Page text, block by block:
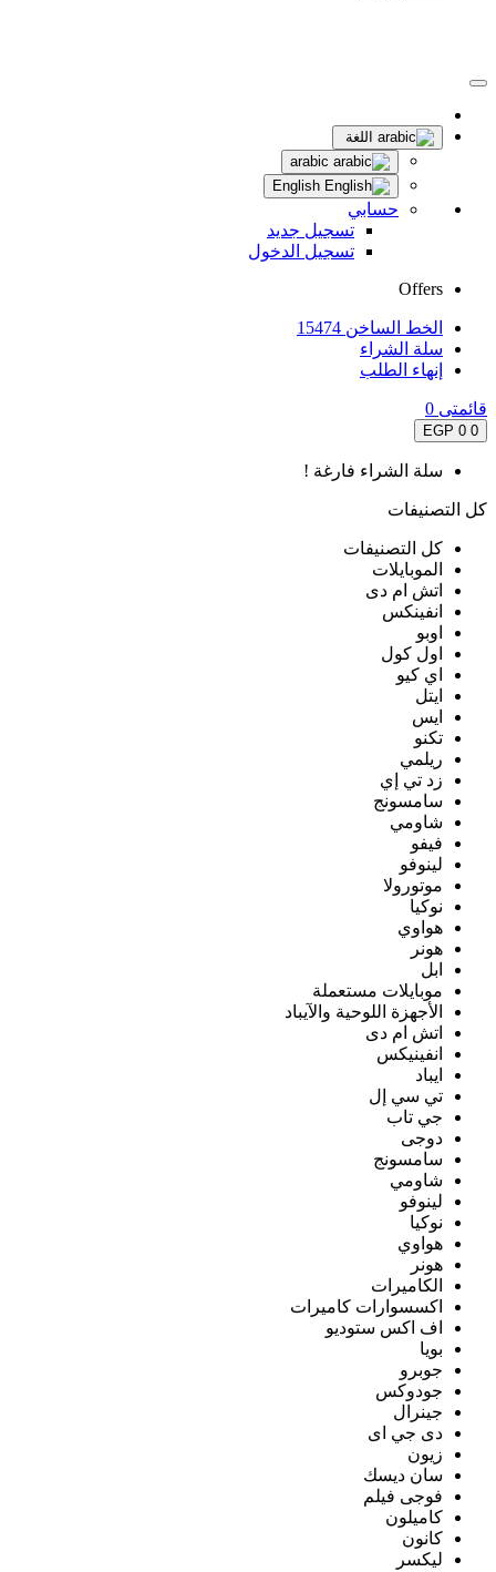
اللغة
حسابي
تسجيل جديد
تسجيل الدخول
Offers
الخط الساخن 15474
سلة الشراء
إنهاء الطلب
قائمتى 0
0
0 EGP
سلة الشراء فارغة !
كل التصنيفات
كل التصنيفات
الموبايلات
اتش ام دى
انفينكس
اوبو
اول كول
اي كيو
ايتل
ايس
تكنو
ريلمي
زد تي إي
سامسونج
شاومي
فيفو
لينوفو
موتورولا
نوكيا
هواوي
هونر
ابل
موبايلات مستعملة
الأجهزة اللوحية والآيباد
اتش ام دى
انفينيكس
ايباد
تي سي إل
جي تاب
دوجى
سامسونج
شاومي
لينوفو
نوكيا
هواوي
هونر
الكاميرات
اكسسوارات كاميرات
اف اكس ستوديو
بويا
جوبرو
جودوكس
جينرال
دى جي اى
زيون
سان ديسك
فوجى فيلم
كاميلون
كانون
ليكسر